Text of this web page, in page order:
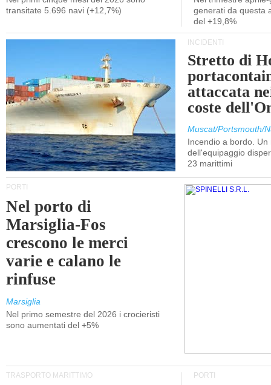
transitate 5.696 navi (+12,7%)
generati da questa
del +19,8%
INCIDENTI
Stretto di
attaccata
coste
Muscat/Portsmouth/
Incendio a bordo. Un
dell'equipaggio
23 marittimi
PORTI
Nel porto di
Marsiglia-Fos
crescono le merci
varie e calano le
rinfuse
Marsiglia
Nel primo semestre del 2026 i crocieristi
sono aumentati del +5%
TRASPORTO MARITTIMO PORTI